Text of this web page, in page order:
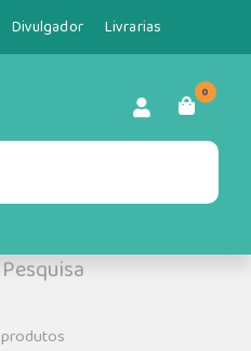
Divulgador Livrarias
0
Pesquisa
produtos